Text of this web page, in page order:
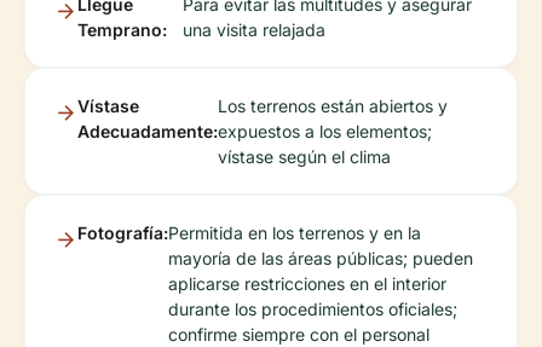
Llegue
Temprano:
Para evitar las multitudes y asegurar
una visita relajada
Vístase
Adecuadamente:
Los terrenos están abiertos y
expuestos a los elementos;
vístase según el clima
Fotografía:Permitida en los terrenos y en la
mayoría de las áreas públicas; pueden
aplicarse restricciones en el interior
durante los procedimientos oficiales;
confirme siempre con el personal